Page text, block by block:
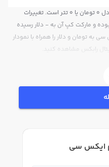
قیمت لحظه‌ای ام ایکس سی هم اکنون معادل 0 تومان یا 0 تتر است. تغییرات
ایکس سی طی 24 ساعت اخیر 0% بوده و مارکت کپ آن به - دلار رسیده
تومان و دلار را همراه با نمودار
رابکس مشاهده کنید.
ایکس سی